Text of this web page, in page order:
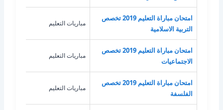
امتحان مباراة التعليم 2019 تخصص
التربية الاسلامية
مباريات التعليم
امتحان مباراة التعليم 2019 تخصص
الاجتماعيات
مباريات التعليم
امتحان مباراة التعليم 2019 تخصص
الفلسفة
مباريات التعليم